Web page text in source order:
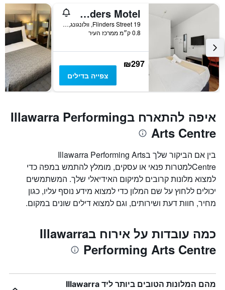
Flinders Motel
19 Flinders Street, וולונגונג, NSW, אוסטרליה
0.8 ק״מ ממרכז העיר
₪297
צפייה בדילים
איפה להתארח בIllawarra Performing
Arts Centre
בין אם הביקור שלך בIllawarra Performing Arts
Centreלמטרות פנאי או עסקים, מומלץ להתמש במפה כדי
למצוא מלונות קרובים למיקום האידיאלי שלך. המשתמשים
יכולים ללחוץ על שם המלון כדי למצוא מידע נוסף עליו, כגון
מחיר, חוות דעת ושירותים, וגם למצוא דילים שונים במקום.
כמה עובדות על אירוח בIllawarra
Performing Arts Centre
מהם המלונות הטובים ביותר ליד Illawarra